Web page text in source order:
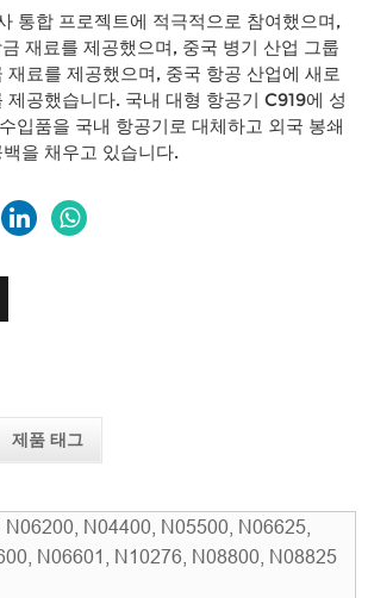
통합 프로젝트에 적극적으로 참여했으며,
재료를 제공했으며, 중국 병기 산업 그룹
재료를 제공했으며, 중국 항공 산업에 새로
제공했습니다. 국내 대형 항공기 C919에 성
입품을 국내 항공기로 대체하고 외국 봉쇄
을 채우고 있습니다.
제품 태그
N06200, N04400, N05500, N06625,
N06601, N10276, N08800, N08825